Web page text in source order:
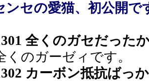
ンセの愛猫、初公開で
全くのガセだった
のガーゼィです。
カーボン抵抗ばっ